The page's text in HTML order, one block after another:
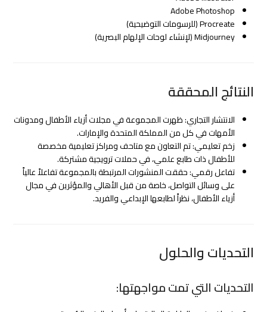
Adobe Photoshop
Procreate (للرسومات التوضيحية)
Midjourney (لإنشاء لوحات الإلهام البصرية)
النتائج المحققة
الانتشار التجاري: ظهرت المجموعة في مجلات أزياء الأطفال ومدونات
الأمهات في كل من المملكة المتحدة والإمارات.
زخم تعليمي: تم التعاون مع متاحف ومراكز تعليمية مخصصة
للأطفال ذات طابع علمي، في حملات ترويجية مشتركة.
تفاعل رقمي: حققت المنشورات المرتبطة بالمجموعة تفاعلاً عالياً
على وسائل التواصل، خاصة من قبل الأهالي والمؤثرين في مجال
أزياء الأطفال، نظراً لطابعها الإبداعي والفريد.
التحديات والحلول
التحديات التي تمت مواجهتها: